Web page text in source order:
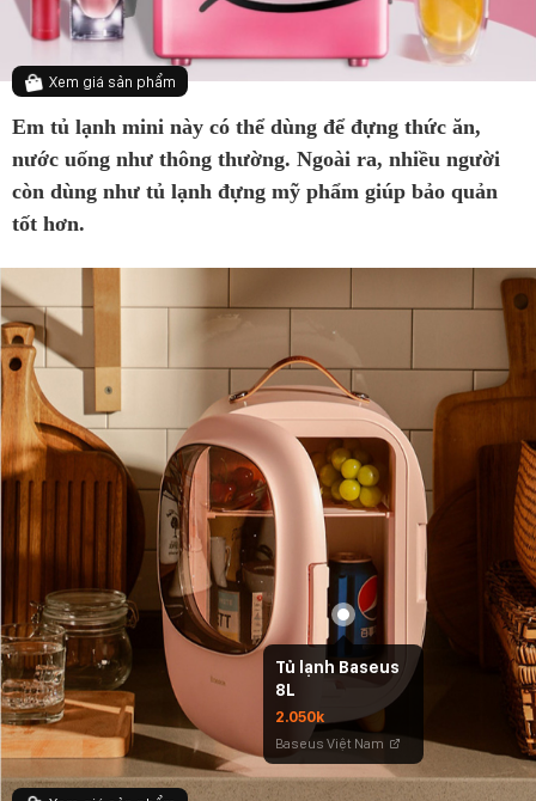
Xem giá sản phẩm
Em tủ lạnh mini này có thể dùng để đựng thức ăn,
nước uống như thông thường. Ngoài ra, nhiều người
còn dùng như tủ lạnh đựng mỹ phẩm giúp bảo quản
tốt hơn.
Tủ lạnh Baseus
8L
2.050k
Baseus Việt Nam